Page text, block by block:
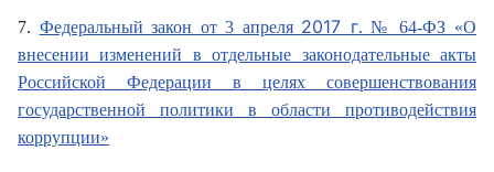
7. Федеральный закон от 3 апреля 2017 г. № 64-ФЗ «О
внесении изменений в отдельные законодательные акты
Российской Федерации в целях совершенствования
государственной политики в области противодействия
коррупции»